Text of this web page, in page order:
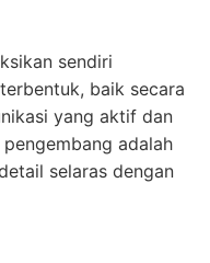
sendiri
baik secara
yang aktif dan
adalah
selaras dengan